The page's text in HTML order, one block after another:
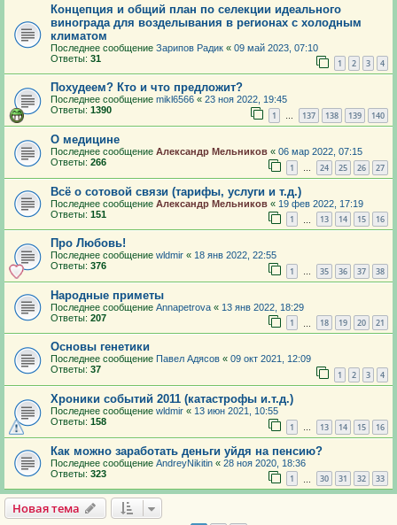
Концепция и общий план по селекции идеального
винограда для возделывания в регионах с холодным
климатом
Последнее сообщение Зарипов Радик « 09 май 2023, 07:10
Ответы: 31 1 2 3 4
Похудеем? Кто и что предложит?
Последнее сообщение mikl6566 « 23 ноя 2022, 19:45
Ответы: 1390 1 … 137 138 139 140
О медицине
Последнее сообщение Александр Мельников « 06 мар 2022, 07:15
Ответы: 266 1 … 24 25 26 27
Всё о сотовой связи (тарифы, услуги и т.д.)
Последнее сообщение Александр Мельников « 19 фев 2022, 17:19
Ответы: 151 1 13 14 15 16
Про Любовь!
Последнее сообщение wldmir « 18 янв 2022, 22:55
Ответы: 376 1 … 35 36 37 38
Народные приметы
Последнее сообщение Annapetrova « 13 янв 2022, 18:29
Ответы: 207 1 18 19 20 21
Основы генетики
Последнее сообщение Павел Адясов « 09 окт 2021, 12:09
Ответы: 37 1 2 3 4
Хроники событий 2011 (катастрофы и.т.д.)
Последнее сообщение wldmir « 13 июн 2021, 10:55
Ответы: 158 1 … 13 14 15 16
Как можно заработать деньги уйдя на пенсию?
Последнее сообщение AndreyNikitin « 28 ноя 2020, 18:36
Ответы: 323 1 30 31 32 33
Новая тема